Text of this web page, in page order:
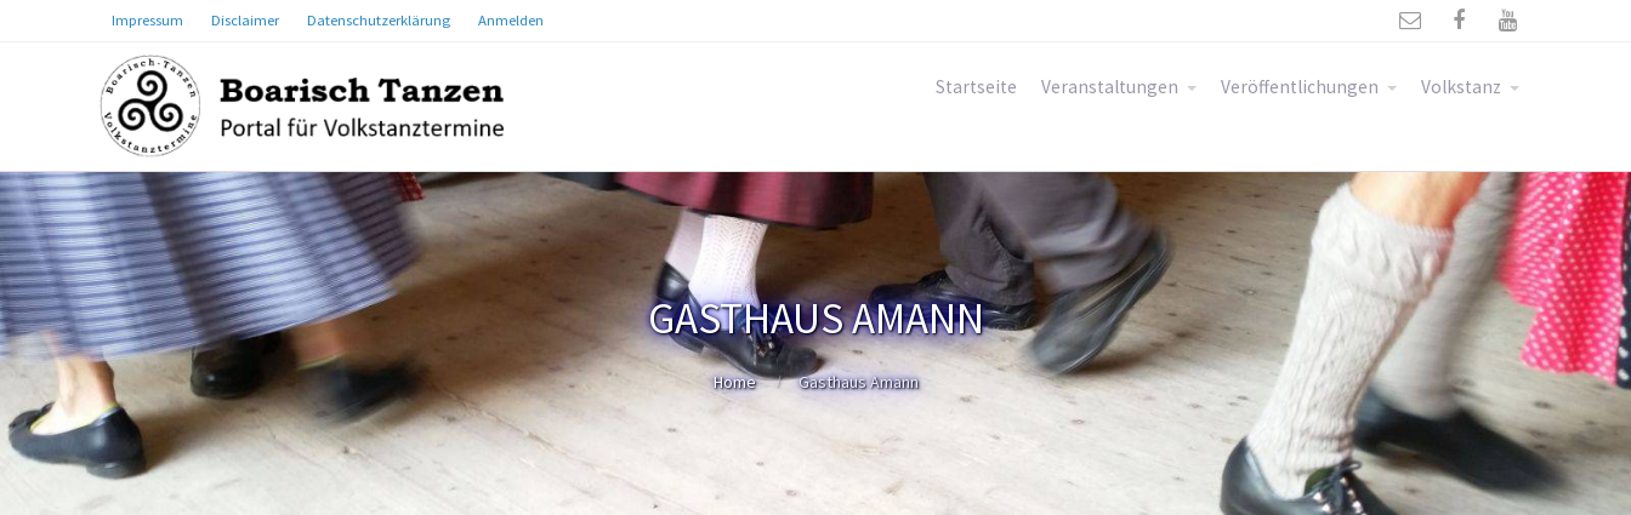
Impressum Disclaimer Datenschutzerklärung Anmelden   
Startseite Veranstaltungen Veröffentlichungen Volkstanz
GASTHAUS AMANN
Home Gasthaus Amann